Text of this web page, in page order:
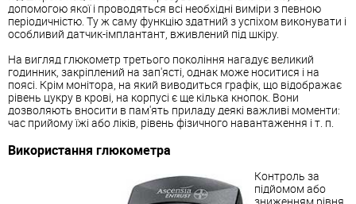
допомогою якої і проводяться всі необхідні виміри з певною
періодичністю. Ту ж саму функцію здатний з успіхом виконувати і
особливий датчик-імплантант, вживлений під шкіру.
На вигляд глюкометр третього покоління нагадує великий
годинник, закріплений на зап'ясті, однак може носитися і на
поясі. Крім монітора, на який виводиться графік, що відображає
рівень цукру в крові, на корпусі є ще кілька кнопок. Вони
дозволяють вносити в пам'ять приладу деякі важливі моменти:
час прийому їжі або ліків, рівень фізичного навантаження і т. п.
Використання глюкометра
Контроль за
підйомом або